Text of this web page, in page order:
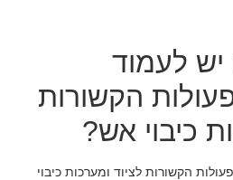
יש לעמוד
הקשורות
כיבוי אש?
הקשורות לציוד ומערכות כיבוי